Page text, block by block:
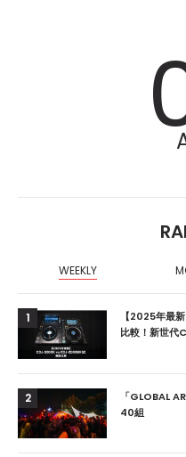
WEEKLY
1
【2025年
比較！新世代
2
「GLOBAL
40組